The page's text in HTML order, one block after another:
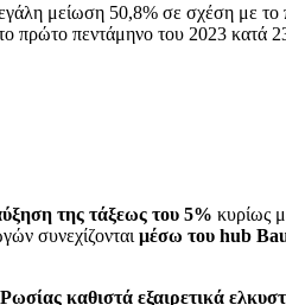
μείωση 50,8% σε σχέση με
πρώτο πεντάμηνο του 2023 κατά
της τάξεως του 5% κυρίως
συνεχίζονταιμέσω του hub
καθιστά εξαιρετικά